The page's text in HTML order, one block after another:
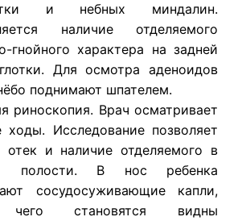
и небных миндалин.
наличие отделяемого
гнойного характера на задней
Для осмотра аденоидов
поднимают шпателем.
риноскопия. Врач осматривает
ходы. Исследование позволяет
отек и наличие отделяемого в
полости. В нос ребенка
сосудосуживающие капли,
чего становятся видны